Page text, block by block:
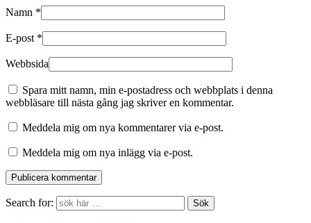
Namn *
E-post *
Webbsida
Spara mitt namn, min e-postadress och webbplats i denna
webbläsare till nästa gång jag skriver en kommentar.
Meddela mig om nya kommentarer via e-post.
Meddela mig om nya inlägg via e-post.
Search for: